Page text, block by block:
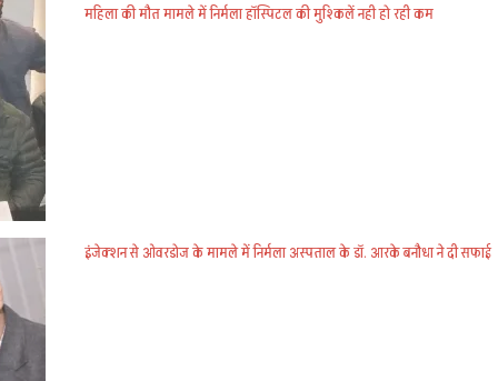
महिला की मौत मामले में निर्मला हॉस्पिटल की मुश्किलें नही हो रही कम
इंजेक्शन से ओवरडोज के मामले में निर्मला अस्पताल के डॉ. आरके बनौधा ने दी सफाई